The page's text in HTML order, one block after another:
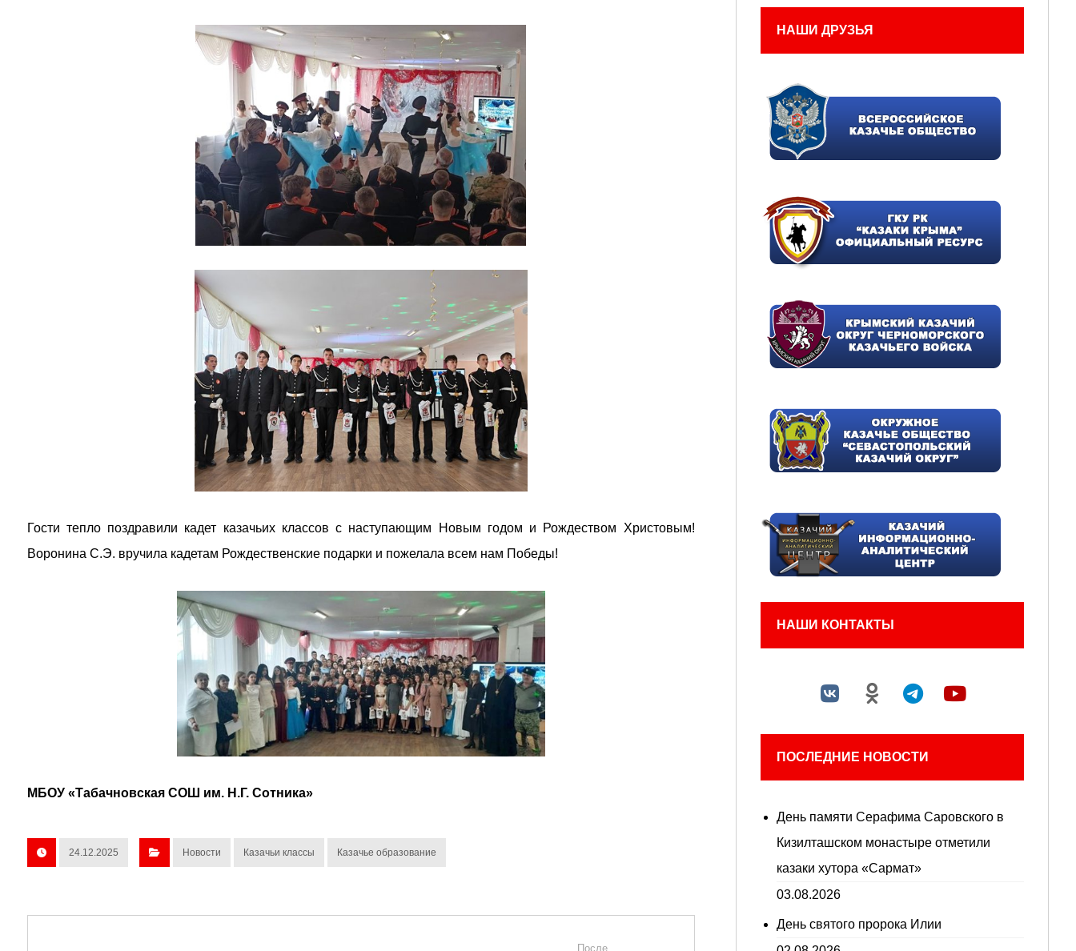
Гости тепло поздравили кадет казачьих классов с наступающим Новым годом и Рождеством Христовым!
Воронина С.Э. вручила кадетам Рождественские подарки и пожелала всем нам Победы!
МБОУ «Табачновская СОШ им. Н.Г. Сотника»
24.12.2025 Новости Казачьи классы Казачье образование
После
НАШИ ДРУЗЬЯ
НАШИ КОНТАКТЫ
ПОСЛЕДНИЕ НОВОСТИ
День памяти Серафима Саровского в
Кизилташском монастыре отметили
казаки хутора «Сармат»
03.08.2026
День святого пророка Илии